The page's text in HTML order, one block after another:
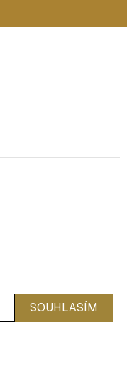
SOUHLASÍM